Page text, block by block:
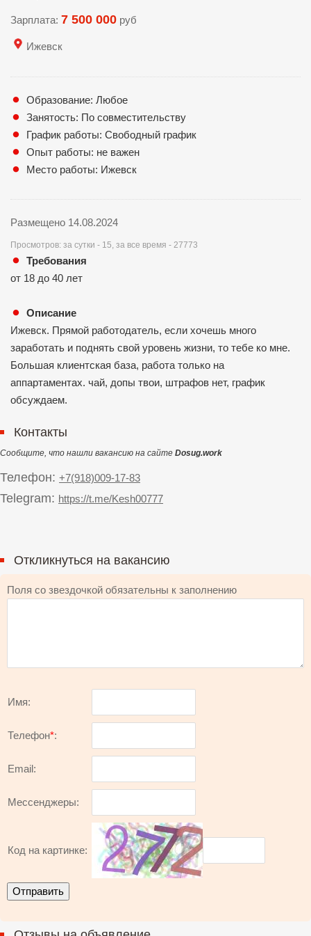
Зарплата: 7 500 000 руб
Ижевск
Образование: Любое
Занятость: По совместительству
График работы: Свободный график
Опыт работы: не важен
Место работы: Ижевск
Размещено 14.08.2024
Просмотров: за сутки - 15, за все время - 27773
Требования
от 18 до 40 лет
Описание
Ижевск. Прямой работодатель, если хочешь много
заработать и поднять свой уровень жизни, то тебе ко мне.
Большая клиентская база, работа только на
аппартаментах. чай, допы твои, штрафов нет, график
обсуждаем.
Контакты
Сообщите, что нашли вакансию на сайте Dosug.work
Телефон: +7(918)009-17-83
Telegram: https://t.me/Kesh00777
Откликнуться на вакансию
Поля со звездочкой обязательны к заполнению
Имя:
Телефон*:
Email:
Мессенджеры:
Код на картинке: